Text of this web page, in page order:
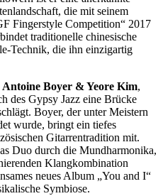
die mit seinem
Fingerstyle Competition“ 2017
traditionelle chinesische
Technik, die ihn einzigartig
Antoine Boyer & Yeore Kim,
des Gypsy Jazz eine Brücke
Boyer, der unter Meistern
wurde, bringt ein tiefes
Gitarrentradition mit.
Duo durch die Mundharmonika,
Klangkombination
neues Album „You and I“
Symbiose.